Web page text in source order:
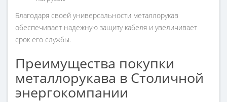
Благодаря своей универсальности металлорукав
обеспечивает надежную защиту кабеля и увеличивает
срок его службы.
Преимущества покупки
металлорукава в Столичной
энергокомпании